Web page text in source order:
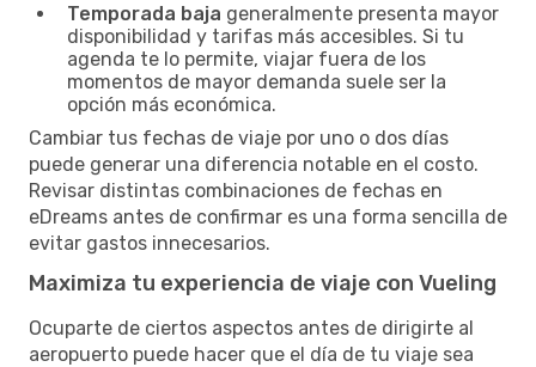
Temporada baja generalmente presenta mayor
disponibilidad y tarifas más accesibles. Si tu
agenda te lo permite, viajar fuera de los
momentos de mayor demanda suele ser la
opción más económica.
Cambiar tus fechas de viaje por uno o dos días
puede generar una diferencia notable en el costo.
Revisar distintas combinaciones de fechas en
eDreams antes de confirmar es una forma sencilla de
evitar gastos innecesarios.
Maximiza tu experiencia de viaje con Vueling
Ocuparte de ciertos aspectos antes de dirigirte al
aeropuerto puede hacer que el día de tu viaje sea